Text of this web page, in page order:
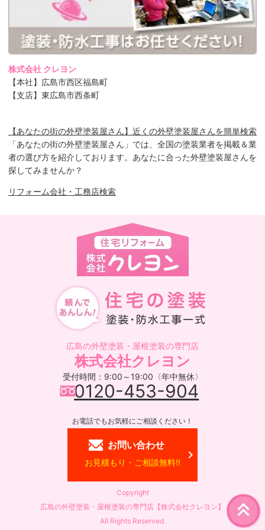
株式会社 クレヨン
【本社】広島市西区福島町
【支店】東広島市西条町
【あなたの街の外壁塗装屋さん】近くの外壁塗装屋さんを簡単検索
「あなたの街の外壁塗装屋さん」では、全国の塗装業者を掲載＆業
者の選び方を紹介しております。あなたに合った外壁塗装屋さんを
探してみませんか？
リフォーム会社・工務店検索
広島の外壁塗装・屋根塗装の専門店
株式会社クレヨン
受付時間：9:00～19:00〈年中無休〉
0120-453-904
お電話でもお気軽にご相談ください！
お問い合わせ
お見積もり・ご相談無料!!
Copyright
広島の外壁塗装・屋根塗装の専門店【株式会社クレヨン】
All Rights Reserved.